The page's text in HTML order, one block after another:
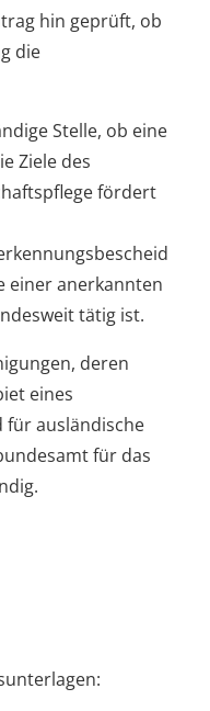
hin geprüft, ob
die
Stelle, ob eine
Ziele des
fördert
einer anerkannten
tätig ist.
deren
eines
für ausländische
für das